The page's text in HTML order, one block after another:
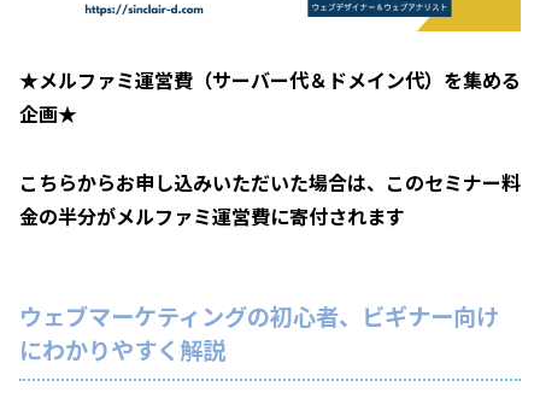
★メルファミ運営費（サーバー代＆ドメイン代）を集める
企画★
こちらからお申し込みいただいた場合は、このセミナー料
金の半分がメルファミ運営費に寄付されます
ウェブマーケティングの初心者、ビギナー向け
にわかりやすく解説